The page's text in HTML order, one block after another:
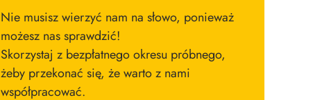
Nie musisz wierzyć nam na słowo, ponieważ
możesz nas sprawdzić!
Skorzystaj z bezpłatnego okresu próbnego,
żeby przekonać się, że warto z nami
współpracować.